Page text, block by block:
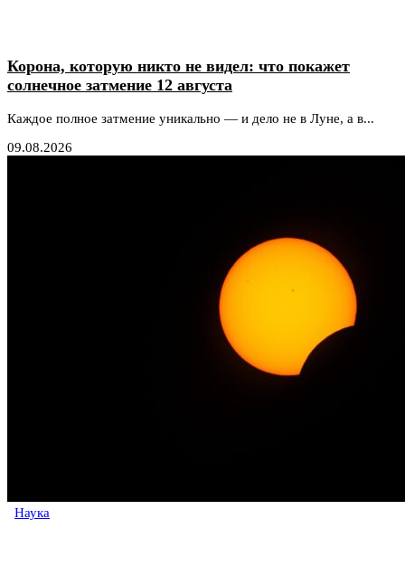
Корона, которую никто не видел: что покажет
солнечное затмение 12 августа
Каждое полное затмение уникально — и дело не в Луне, а в...
09.08.2026
Наука